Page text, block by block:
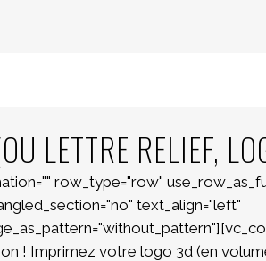
LETTRE RELIEF,
row_type="row"
text_align="left"
! Imprimez votre logo 3d (en